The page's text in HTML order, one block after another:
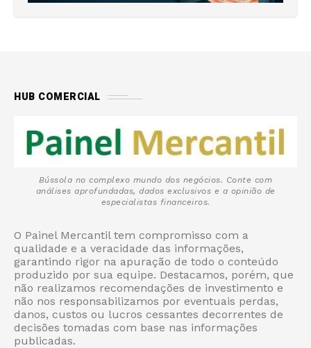
HUB COMERCIAL
Bússola no complexo mundo dos negócios. Conte com
análises aprofundadas, dados exclusivos e a opinião de
especialistas financeiros.
O Painel Mercantil tem compromisso com a
qualidade e a veracidade das informações,
garantindo rigor na apuração de todo o conteúdo
produzido por sua equipe. Destacamos, porém, que
não realizamos recomendações de investimento e
não nos responsabilizamos por eventuais perdas,
danos, custos ou lucros cessantes decorrentes de
decisões tomadas com base nas informações
publicadas.